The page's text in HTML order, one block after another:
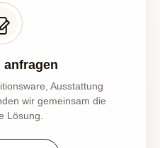
anfragen
Ausstattung
wir gemeinsam die
Lösung.